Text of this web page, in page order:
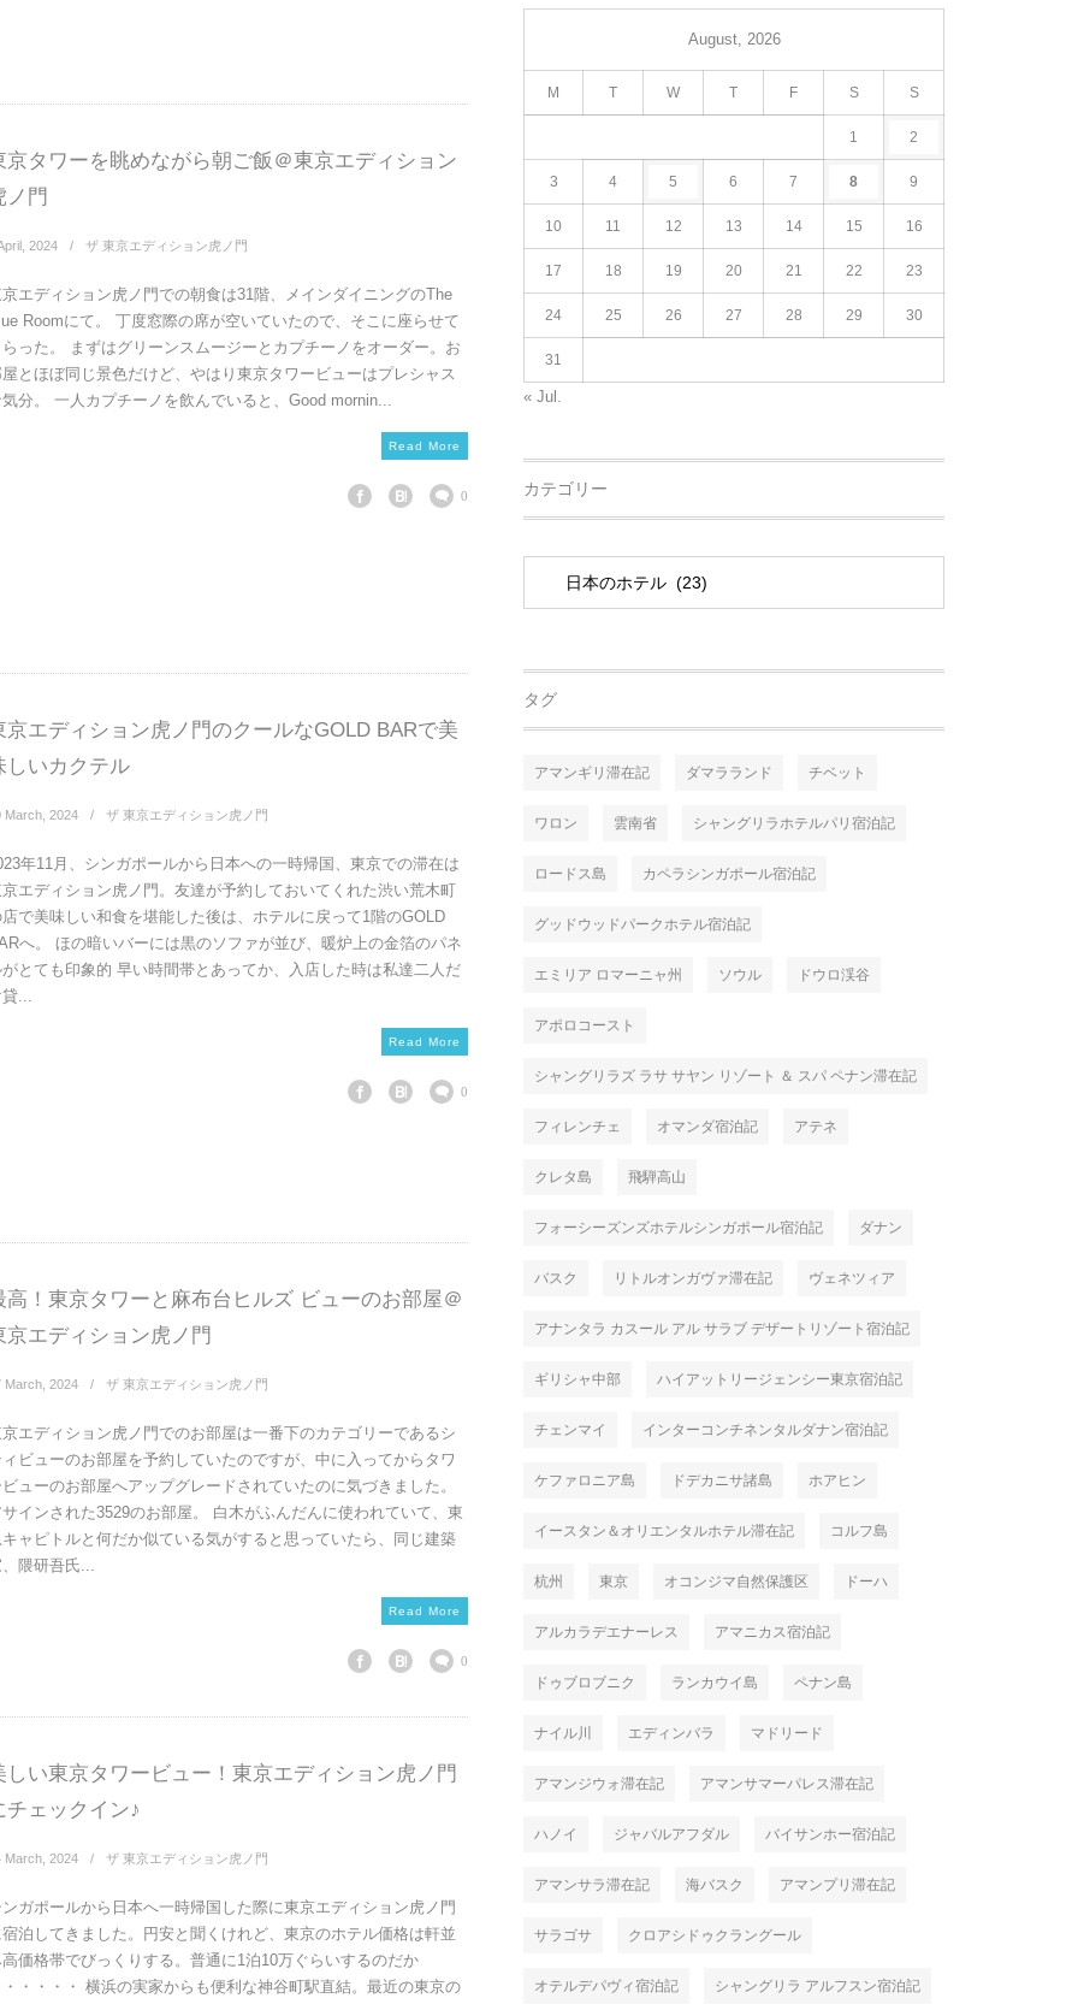
京タワーを眺めながら朝ご飯＠東京エディション
ノ門
2024 ザ 東京エディション虎ノ門
エディション虎ノ門での朝食は31階、メインダイニングのThe
Roomにて。 丁度窓際の席が空いていたので、そこに座らせて
った。 まずはグリーンスムージーとカプチーノをオーダー。お
とほぼ同じ景色だけど、やはり東京タワービューはプレシャス
分。 一人カプチーノを飲んでいると、Good mornin...
Read More
0
京エディション虎ノ門のクールなGOLD BARで美
しいカクテル
March 2024 ザ 東京エディション虎ノ門
年11月、シンガポールから日本への一時帰国、東京での滞在は
エディション虎ノ門。友達が予約しておいてくれた渋い荒木町
で美味しい和食を堪能した後は、ホテルに戻って1階のGOLD
へ。 ほの暗いバーには黒のソファが並び、暖炉上の金箔のパネ
とても印象的 早い時間帯とあってか、入店した時は私達二人だ
...
Read More
0
高！東京タワーと麻布台ヒルズ ビューのお部屋＠
京エディション虎ノ門
March 2024 ザ 東京エディション虎ノ門
エディション虎ノ門でのお部屋は一番下のカテゴリーであるシ
ビューのお部屋を予約していたのですが、中に入ってからタワ
ューのお部屋へアップグレードされていたのに気づきました。
インされた3529のお部屋。 白木がふんだんに使われていて、東
ャピトルと何だか似ている気がすると思っていたら、同じ建築
隈研吾氏...
Read More
0
しい東京タワービュー！東京エディション虎ノ門
チェックイン♪
March 2024 ザ 東京エディション虎ノ門
ガポールから日本へ一時帰国した際に東京エディション虎ノ門
泊してきました。円安と聞くけれど、東京のホテル価格は軒並
価格帯でびっくりする。普通に1泊10万ぐらいするのだか
・・・・ 横浜の実家からも便利な神谷町駅直結。最近の東京の
August, 2026
M T W T F S S
1 2
3 4 5 6 7 8 9
10 11 12 13 14 15 16
17 18 19 20 21 22 23
24 25 26 27 28 29 30
31
« Jul.
カテゴリー
タグ
アマンギリ滞在記 ダマラランド チベット
ワロン 雲南省 シャングリラホテルパリ宿泊記
ロードス島 カペラシンガポール宿泊記
グッドウッドパークホテル宿泊記
エミリア ロマーニャ州 ソウル ドウロ渓谷
アポロコースト
シャングリラズ ラサ サヤン リゾート ＆ スパ ペナン滞在記
フィレンチェ オマンダ宿泊記 アテネ
クレタ島 飛騨高山
フォーシーズンズホテルシンガポール宿泊記 ダナン
バスク リトルオンガヴァ滞在記 ヴェネツィア
アナンタラ カスール アル サラブ デザートリゾート宿泊記
ギリシャ中部 ハイアットリージェンシー東京宿泊記
チェンマイ インターコンチネンタルダナン宿泊記
ケファロニア島 ドデカニサ諸島 ホアヒン
イースタン＆オリエンタルホテル滞在記 コルフ島
杭州 東京 オコンジマ自然保護区 ドーハ
アルカラデエナーレス アマニカス宿泊記
ドゥブロブニク ランカウイ島 ペナン島
ナイル川 エディンバラ マドリード
アマンジウォ滞在記 アマンサマーパレス滞在記
ハノイ ジャバルアフダル バイサンホー宿泊記
アマンサラ滞在記 海バスク アマンプリ滞在記
サラゴサ クロアシドゥクラングール
オテルデパヴィ宿泊記 シャングリラ アルフスン宿泊記